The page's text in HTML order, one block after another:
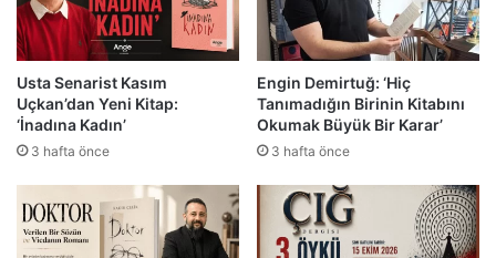
Usta Senarist Kasım
Uçkan’dan Yeni Kitap:
‘İnadına Kadın’
3 hafta önce
Engin Demirtuğ: ‘Hiç
Tanımadığın Birinin Kitabını
Okumak Büyük Bir Karar’
3 hafta önce